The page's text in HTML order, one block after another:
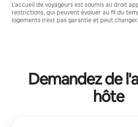
L'accueil de voyageurs est soumis au droit
restrictions, qui peuvent évoluer au fil du
logements n'est pas garantie et peut changer.
Demandez de
hôte